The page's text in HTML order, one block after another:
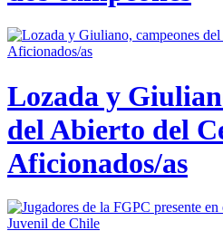
Lozada y
del Abierto del
Aficionados/as